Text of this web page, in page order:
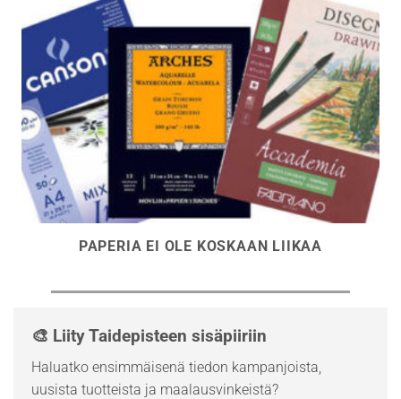
PAPERIA EI OLE KOSKAAN LIIKAA
🎨 Liity Taidepisteen sisäpiiriin
Haluatko ensimmäisenä tiedon kampanjoista,
uusista tuotteista ja maalausvinkeistä?